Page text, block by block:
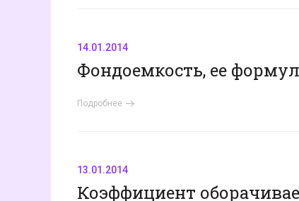
14.01.2014
Фондоемкость, ее
Подробнее
13.01.2014
Коэффициент